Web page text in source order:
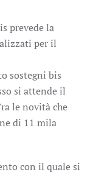
prevede la
per il
sostegni bis
si attende il
le novità che
di 11 mila
con il quale si